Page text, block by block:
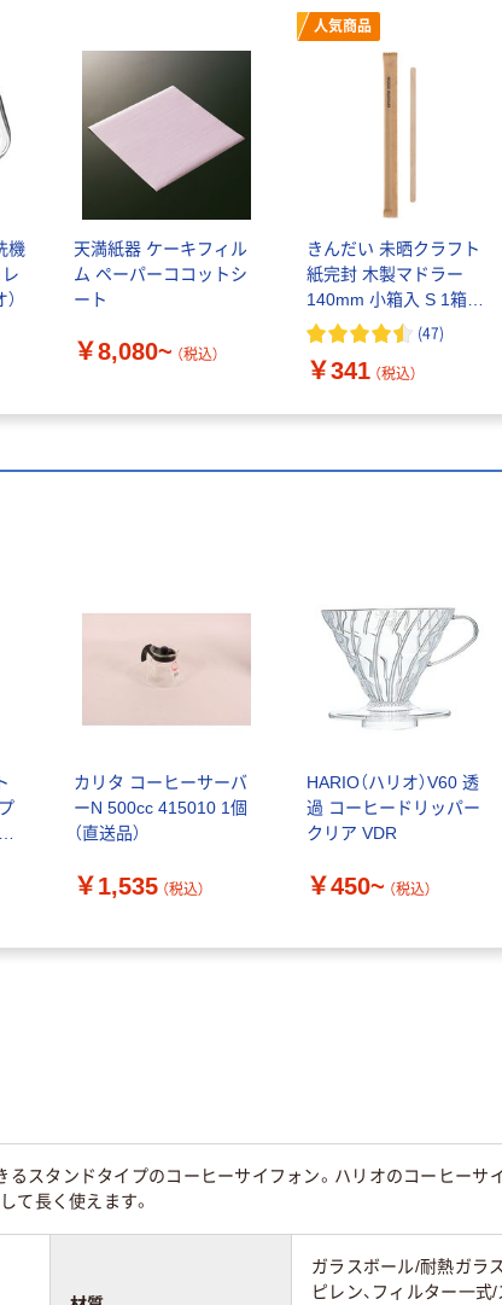
機
天満紙器 ケーキフィル
ム ペーパーココットシ
ート
￥8,080~ （税込）
人気商品
きんだい 未晒クラフト
紙完封 木製マドラー
140mm 小箱入 S 1箱
（100本入）
(47)
￥341 （税込）
カリタ コーヒーサーバ
ーN 500cc 415010 1個
（直送品）
￥1,535 （税込）
HARIO（ハリオ）V60 透
過 コーヒードリッパー
クリア VDR
￥450~ （税込）
スタンドタイプのコーヒーサイフォン。ハリオのコーヒーサ
て長く使えます。
ガラスボール/耐熱ガラ
ピレン、フィルター一式